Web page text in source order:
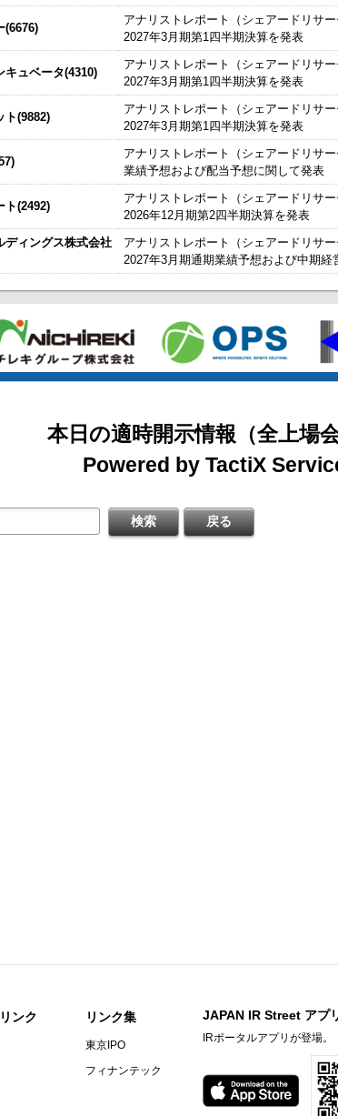
サーチ） ： 2027年3月期第1四半期決算を発表
資料
関するお知らせ
知らせ
外買付取引（ToSTNeT-３）による自己株式の買付けの決定に
報告書 2026/08/07
日本基準］(連結)
信〔日本基準〕(連結)
決算短信〔日本基準〕（連結）
ビーヒル就労支援機構の株式取得に関するお知らせ
決算短信〔ＩＦＲＳ〕(連結)
(6676)
アナリストレポート（シェアードリサー
2027年3月期第1四半期決算を発表
キュベータ(4310)
アナリストレポート（シェアードリサー
2027年3月期第1四半期決算を発表
ト(9882)
アナリストレポート（シェアードリサー
2027年3月期第1四半期決算を発表
アナリストレポート（シェアードリサー
業績予想および配当予想に関して発表
ト(2492)
アナリストレポート（シェアードリサー
2026年12月期第2四半期決算を発表
ディングス株式会社
アナリストレポート（シェアードリサー
2027年3月期通期業績予想および中期
IRセミナーやオンラインIRセミナーの内容を動画
、こちらよりご確認ください。
いたしました。
いたしました。 今すぐ登録
海外IRサービス」提供開始！ ～海外機関投資家との
ルＩＲのご提案
掲載開始日：8/3
カバー（5253：グロース）
掲載開始日：7/1
ゴルフ・ドゥ（3032：ネクスト）
掲載開始日：5/21
梅の花グループ（7604：スタンダード）
本日の適時開示情報（全上場会
Powered by TactiX
ンク リンク集
東京IPO
フィナンテック
JAPAN IR Street アプ
IRポータルアプリが登場。